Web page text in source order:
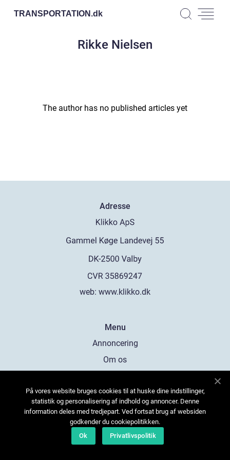
TRANSPORTATION.dk
Rikke Nielsen
The author has no published articles yet
Adresse
web: www.klikko.dk
Menu
Annoncering
Om os
Kontakt os
Sitemap
På vores website bruges cookies til at huske dine indstillinger,
statistik og personalisering af indhold og annoncer. Denne
information deles med tredjepart. Ved fortsat brug af websiden
godkender du cookiepolitikken.
Ok
Privatlivspolitik